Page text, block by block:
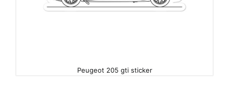
Peugeot 205 gti sticker